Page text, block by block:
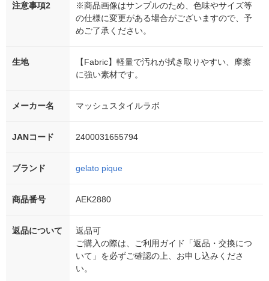
注意事項2
※商品画像はサンプルのため、色味やサイズ等
の仕様に変更がある場合がございますので、予
めご了承ください。
生地
【Fabric】軽量で汚れが拭き取りやすい、摩擦
に強い素材です。
メーカー名 マッシュスタイルラボ
JANコード 2400031655794
ブランド gelato pique
商品番号 AEK2880
返品について
返品可
ご購入の際は、ご利用ガイド「返品・交換につ
いて」を必ずご確認の上、お申し込みくださ
い。